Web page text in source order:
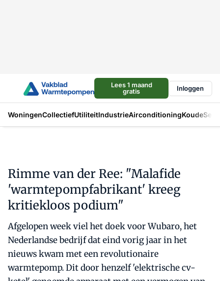
Lees 1 maand
gratis
Inloggen
WoningenCollectiefUtiliteitIndustrieAirconditioningKoude
Rimme van der Ree: "Malafide
'warmtepompfabrikant' kreeg
kritiekloos podium"
Afgelopen week viel het doek voor Wubaro, het
Nederlandse bedrijf dat eind vorig jaar in het
nieuws kwam met een revolutionaire
warmtepomp. Dit door henzelf 'elektrische cv-